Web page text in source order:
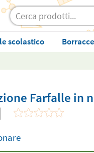
scolastico Borracce
Farfalle in